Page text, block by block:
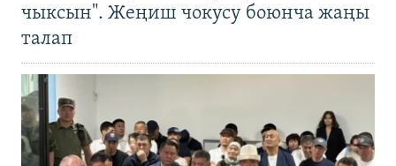
чыксын". Жеңиш чокусу боюнча жаңы
талап